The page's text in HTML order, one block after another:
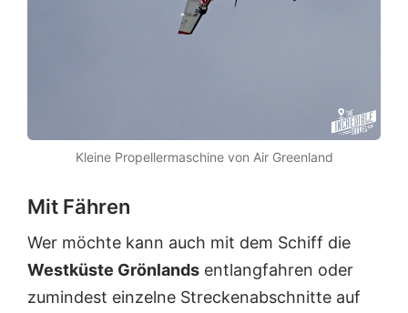
Kleine Propellermaschine von Air Greenland
Mit Fähren
Wer möchte kann auch mit dem Schiff die
Westküste Grönlands entlangfahren oder
zumindest einzelne Streckenabschnitte auf